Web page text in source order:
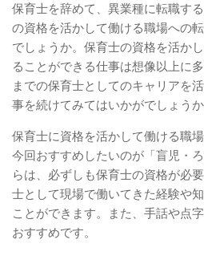
保育士を辞めて、異業種に転職す
の資格を活かして働ける職場への
でしょうか。保育士の資格を活か
ることができる仕事は想像以上に
までの保育士としてのキャリアを
事を続けてみてはいかがでしょうか
保育士に資格を活かして働ける職
今回おすすめしたいのが「盲児・
らは、必ずしも保育士の資格が必
士として現場で働いてきた経験や
ことができます。また、手話や点
おすすめです。